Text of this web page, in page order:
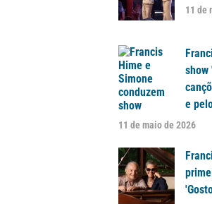
11 de
show
e
11 de maio de 2026